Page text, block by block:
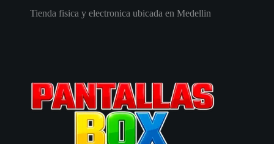
Tienda fisica y electronica ubicada en Medellin